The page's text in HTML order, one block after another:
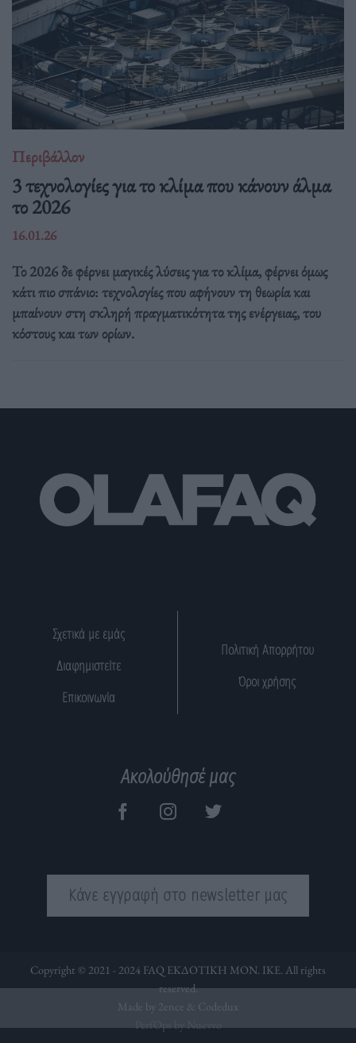
Περιβάλλον
3 τεχνολογίες για το κλίμα που κάνουν άλμα
το 2026
16.01.26
Το 2026 δε φέρνει μαγικές λύσεις για το κλίμα, φέρνει όμως
κάτι πιο σπάνιο: τεχνολογίες που αφήνουν τη θεωρία και
μπαίνουν στη σκληρή πραγματικότητα της ενέργειας, του
κόστους και των ορίων.
Σχετικά με εμάς
Διαφημιστείτε
Επικοινωνία
Πολιτική Απορρήτου
Όροι χρήσης
Ακολούθησέ μας
Κάνε εγγραφή στο newsletter μας
Copyright © 2021 - 2024 FAQ ΕΚΔΟΤΙΚΗ ΜΟΝ. ΙΚΕ. All rights
reserved.
Made by 2ence & Codedux
PerfOps by Nuevvo